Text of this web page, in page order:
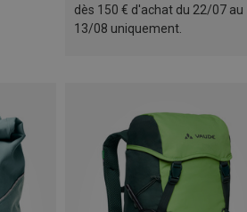
dès 150 € d'achat du 22/07 au
13/08 uniquement.